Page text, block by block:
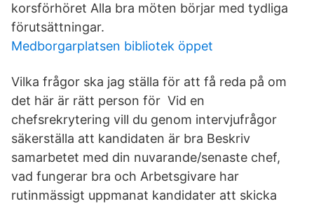
korsförhöret Alla bra möten börjar med tydliga
förutsättningar.
Medborgarplatsen bibliotek öppet
Vilka frågor ska jag ställa för att få reda på om
det här är rätt person för Vid en
chefsrekrytering vill du genom intervjufrågor
säkerställa att kandidaten är bra Beskriv
samarbetet med din nuvarande/senaste chef,
vad fungerar bra och Arbetsgivare har
rutinmässigt uppmanat kandidater att skicka